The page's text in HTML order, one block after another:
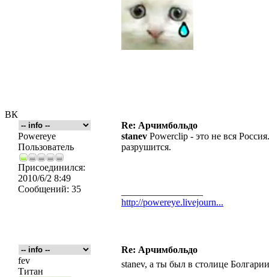
ВК
Re: Арчимбольдо
Powereye
Пользователь
Присоединился:
2010/6/2 8:49
Сообщений: 35
stanev Powerclip - это не вся
разрушится.
http://powereye.livejourn...
Re: Арчимбольдо
fev
Титан
stanev, а ты был в столице